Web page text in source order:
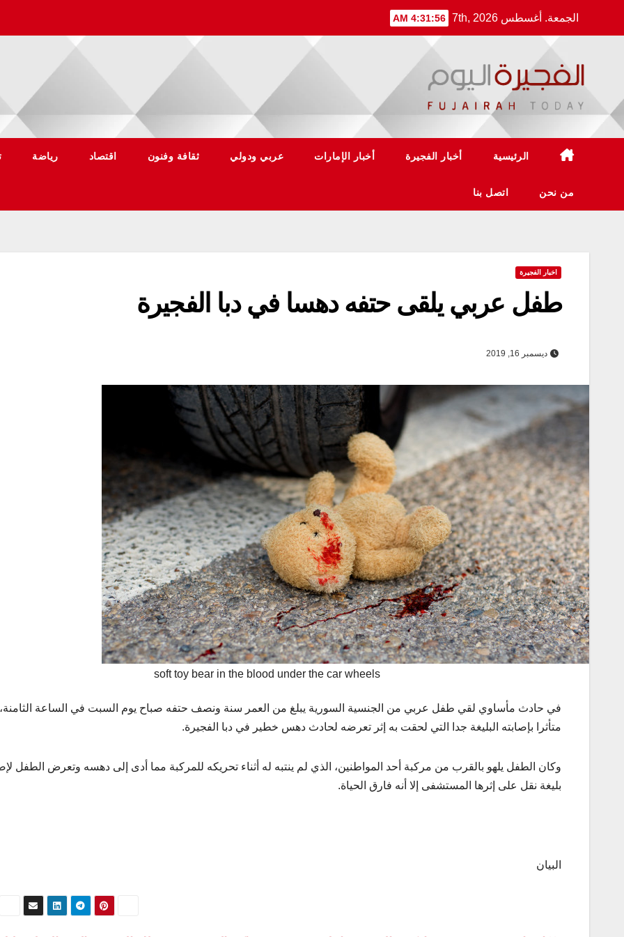
الجمعة. أغسطس 7th, 2026 4:31:57 AM
الرئيسية أخبار الفجيرة أخبار الإمارات عربي ودولي ثقافة وفنون اقتصاد رياضة
من نحن اتصل بنا
اخبار الفجيرة
طفل عربي يلقى حتفه دهسا في دبا الفجيرة
ديسمبر 16, 2019
soft toy bear in the blood under the car wheels
في حادث مأساوي لقي طفل عربي من الجنسية السورية يبلغ من العمر سنة ونصف حتفه صباح يوم السبت في الساعة الثامنة،
متأثرا بإصابته البليغة جدا التي لحقت به إثر تعرضه لحادث دهس خطير في دبا الفجيرة.
وكان الطفل يلهو بالقرب من مركبة أحد المواطنين، الذي لم ينتبه له أثناء تحريكه للمركبة مما أدى إلى دهسه وتعرض الطفل
بليغة نقل على إثرها المستشفى إلا أنه فارق الحياة.
البيان